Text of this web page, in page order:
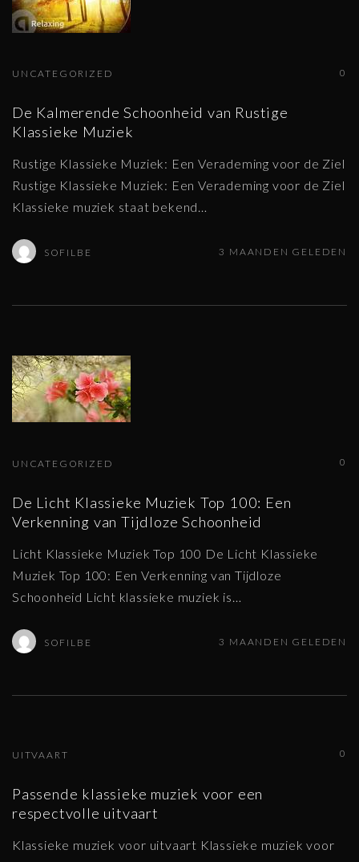
0
UNCATEGORIZED
De Kalmerende Schoonheid van Rustige
Klassieke Muziek
Rustige Klassieke Muziek: Een Verademing voor de Ziel
Rustige Klassieke Muziek: Een Verademing voor de Ziel
Klassieke muziek staat bekend…
SOFILBE 3 MAANDEN GELEDEN
0
UNCATEGORIZED
De Licht Klassieke Muziek Top 100: Een
Verkenning van Tijdloze Schoonheid
Licht Klassieke Muziek Top 100 De Licht Klassieke
Muziek Top 100: Een Verkenning van Tijdloze
Schoonheid Licht klassieke muziek is
SOFILBE 3 MAANDEN GELEDEN
0
UITVAART
Passende klassieke muziek voor een
respectvolle uitvaart
Klassieke muziek voor uitvaart Klassieke muziek voor